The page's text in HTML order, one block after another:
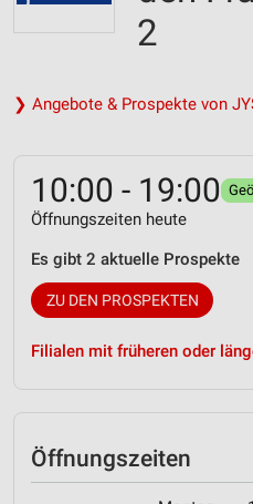
2
❯ Angebote & Prospekte von
10:00 - 19:00
Öffnungszeiten heute
Es gibt 2 aktuelle Prospekte
ZU DEN PROSPEKTEN
Filialen mit früheren oder
Öffnungszeiten